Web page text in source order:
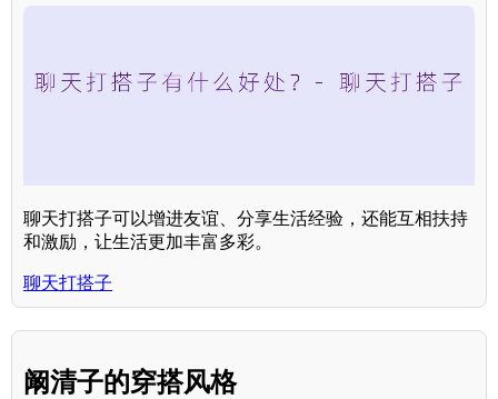
聊天打搭子可以增进友谊、分享生活经验，还能互相扶持
和激励，让生活更加丰富多彩。
聊天打搭子
阚清子的穿搭风格